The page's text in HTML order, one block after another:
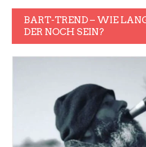
BART-TREND – WIE
DER NOCH SEIN?